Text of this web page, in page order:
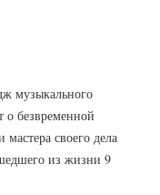
музыкального
о безвременной
своего дела
из жизни 9